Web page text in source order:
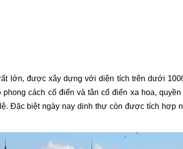
lớn, được xây dựng với diện tích trên dưới
cách cổ điển và tân cổ điển xa hoa, quyền
Đặc biệt ngày nay dinh thự còn được tích hợp